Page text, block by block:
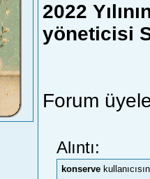
2022
yöneticisi
Forum
Alıntı:
konserve